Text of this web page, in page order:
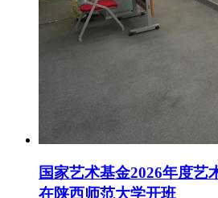
国家艺术基金2026年度艺
在陕西师范大学开班